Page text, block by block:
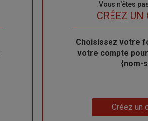
Vous n'êtes
TITRECRÉEZ UN
Body
Choisissez votre
votre compte
{nom-
Créez un